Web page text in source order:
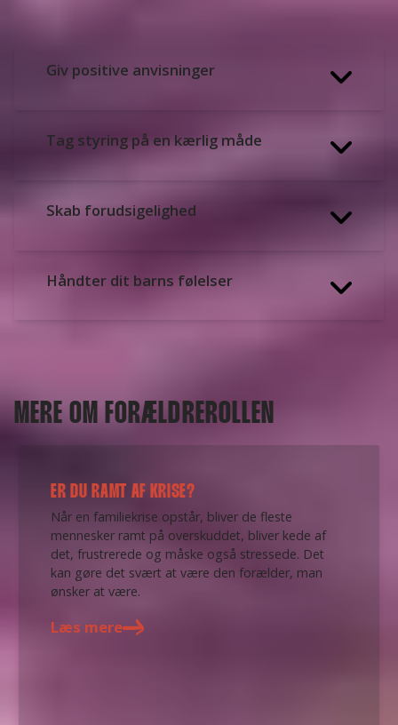
Giv positive anvisninger
Tag styring på en kærlig måde
Skab forudsigelighed
Håndter dit barns følelser
MERE OM FORÆLDREROLLEN
ER DU RAMT AF KRISE?
Når en familiekrise opstår, bliver de fleste
mennesker ramt på overskuddet, bliver kede af
det, frustrerede og måske også stressede. Det
kan gøre det svært at være den forælder, man
ønsker at være.
Læs mere